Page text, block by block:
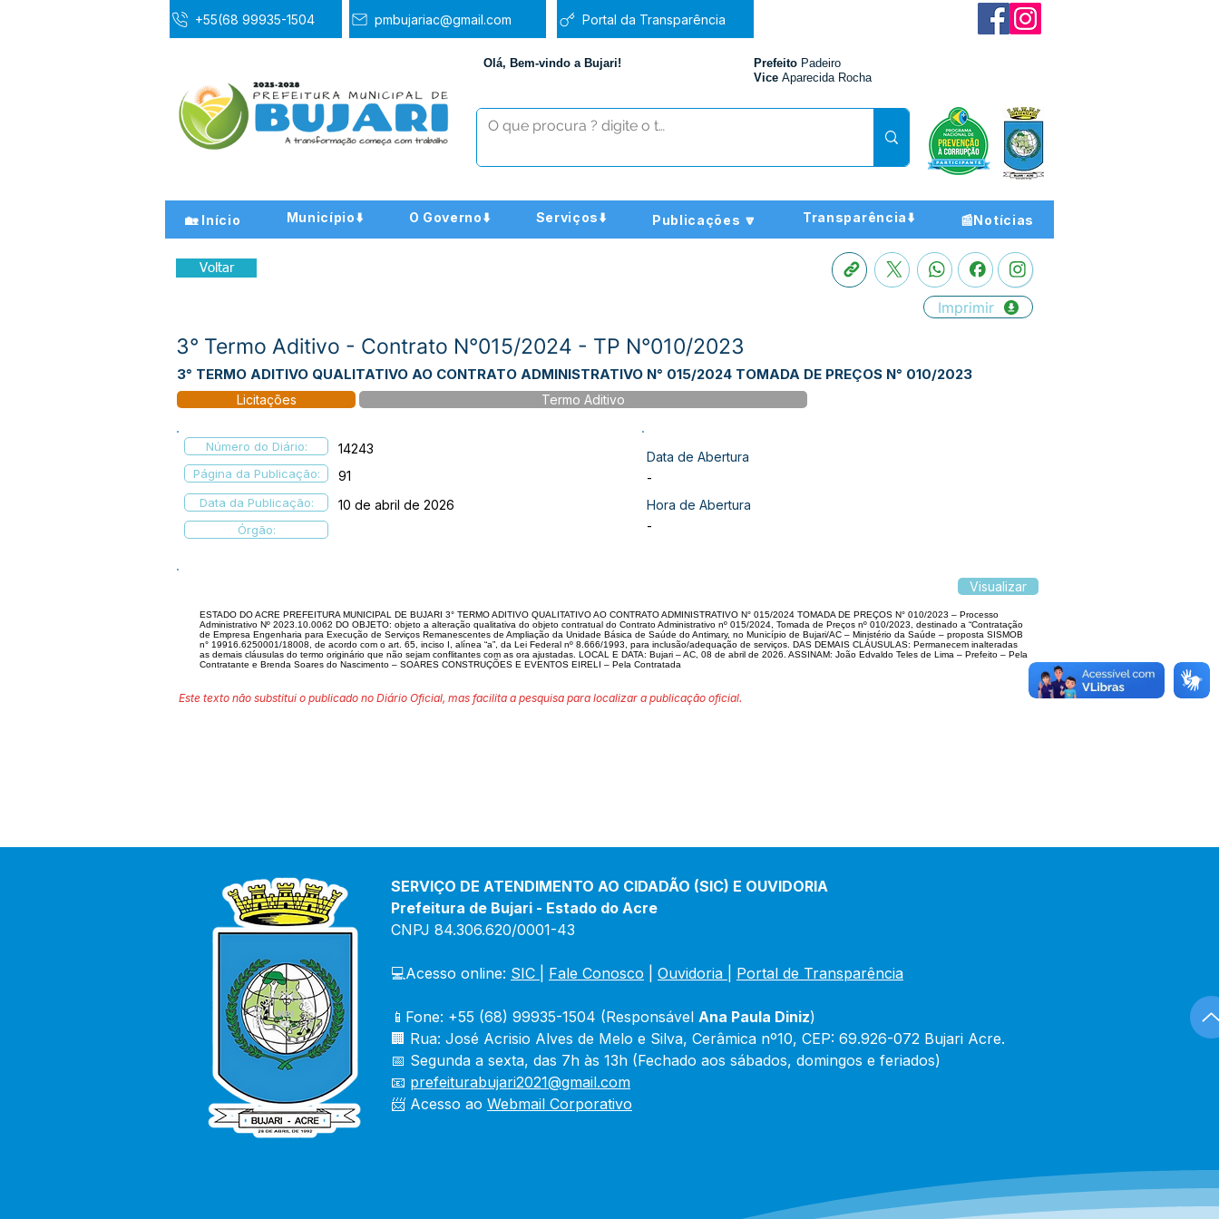
+55(68 99935-1504 pmbujariac@gmail.com Portal da Transparência
Olá, Bem-vindo a Bujari! Prefeito Padeiro
Vice Aparecida Rocha
🏡 Início Município⬇️ O Governo⬇️ Serviços⬇️ Publicações 🔽 Transparência⬇️ 📰Notícias
Voltar
Imprimir
3° Termo Aditivo - Contrato N°015/2024 - TP N°010/2023
3° TERMO ADITIVO QUALITATIVO AO CONTRATO ADMINISTRATIVO N° 015/2024 TOMADA DE PREÇOS N° 010/2023
Licitações Termo Aditivo
Número do Diário: 14243
Página da Publicação: 91
Data da Publicação: 10 de abril de 2026
Órgão:
Data de Abertura
-
Hora de Abertura
-
Visualizar
ESTADO DO ACRE PREFEITURA MUNICIPAL DE BUJARI 3° TERMO ADITIVO QUALITATIVO AO CONTRATO ADMINISTRATIVO N° 015/2024 TOMADA DE PREÇOS N° 010/2023 – Processo
Administrativo Nº 2023.10.0062 DO OBJETO: objeto a alteração qualitativa do objeto contratual do Contrato Administrativo nº 015/2024, Tomada de Preços nº 010/2023, destinado a “Contratação
de Empresa Engenharia para Execução de Serviços Remanescentes de Ampliação da Unidade Básica de Saúde do Antimary, no Município de Bujari/AC – Ministério da Saúde – proposta SISMOB
n° 19916.6250001/18008, de acordo com o art. 65, inciso I, alínea “a”, da Lei Federal nº 8.666/1993, para inclusão/adequação de serviços. DAS DEMAIS CLÁUSULAS: Permanecem inalteradas
as demais cláusulas do termo originário que não sejam conflitantes com as ora ajustadas. LOCAL E DATA: Bujari – AC, 08 de abril de 2026. ASSINAM: João Edvaldo Teles de Lima – Prefeito – Pela
Contratante e Brenda Soares do Nascimento – SOARES CONSTRUÇÕES E EVENTOS EIRELI – Pela Contratada
Este texto não substitui o publicado no Diário Oficial, mas facilita a pesquisa para localizar a publicação oficial.
SERVIÇO DE ATENDIMENTO AO CIDADÃO (SIC) E OUVIDORIA
Prefeitura de Bujari - Estado do Acre
CNPJ 84.306.620/0001-43
💻Acesso online: SIC Fale Conosco Ouvidoria Portal de Transparência
📱Fone: +55 (68) 99935-1504 (Responsável Ana Paula Diniz)
🏢 Rua: José Acrisio Alves de Melo e Silva, Cerâmica nº10, CEP: 69.926-072 Bujari Acre.
📅 Segunda a sexta, das 7h às 13h (Fechado aos sábados, domingos e feriados)
📧 prefeiturabujari2021@gmail.com
📨 Acesso ao Webmail Corporativo